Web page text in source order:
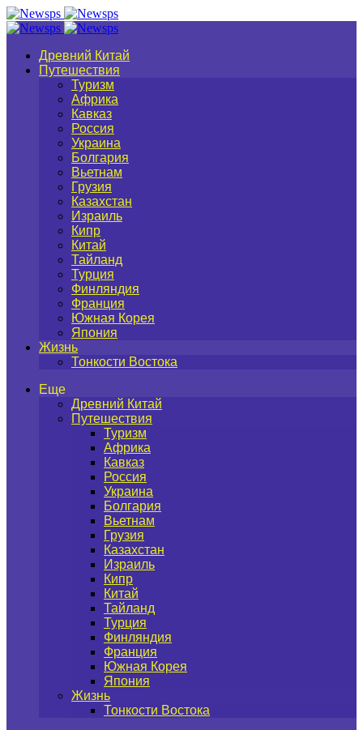
Древний Китай
Путешествия
Туризм
Африка
Кавказ
Россия
Украина
Болгария
Вьетнам
Грузия
Казахстан
Израиль
Кипр
Китай
Тайланд
Турция
Финляндия
Франция
Южная Корея
Япония
Жизнь
Тонкости Востока
Еще
Древний Китай
Путешествия
Туризм
Африка
Кавказ
Россия
Украина
Болгария
Вьетнам
Грузия
Казахстан
Израиль
Кипр
Китай
Тайланд
Турция
Финляндия
Франция
Южная Корея
Япония
Жизнь
Тонкости Востока